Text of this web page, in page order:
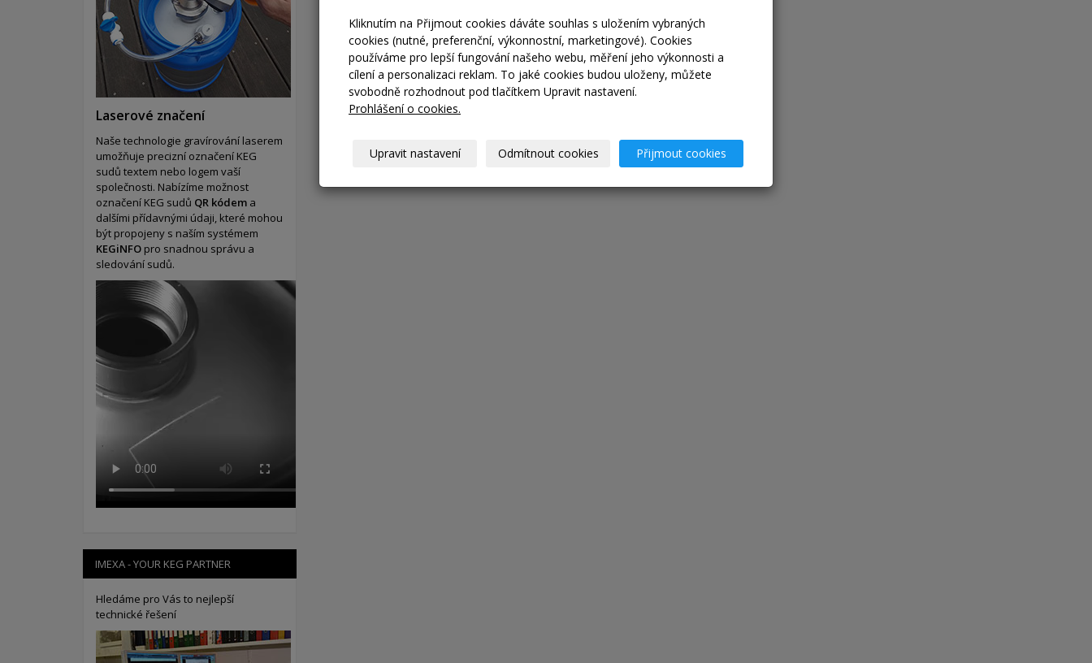
Laserové značení
Naše technologie gravírování laserem
umožňuje precizní označení KEG
sudů textem nebo logem vaší
společnosti. Nabízíme možnost
označení KEG sudů QR kódem a
dalšími přídavnými údaji, které mohou
být propojeny s naším systémem
KEGiNFO pro snadnou správu a
sledování sudů.
IMEXA - YOUR KEG PARTNER
Hledáme pro Vás to nejlepší
technické řešení
Kliknutím na Přijmout cookies dáváte souhlas s uložením vybraných
cookies (nutné, preferenční, výkonnostní, marketingové). Cookies
používáme pro lepší fungování našeho webu, měření jeho výkonnosti a
cílení a personalizaci reklam. To jaké cookies budou uloženy, můžete
svobodně rozhodnout pod tlačítkem Upravit nastavení.
Prohlášení o cookies.
Upravit nastavení Odmítnout cookies Přijmout cookies